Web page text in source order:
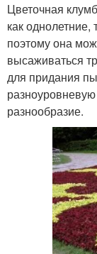
Цветочная
как однолетние,
поэтому она
высаживаться
для придания
разнообразие.